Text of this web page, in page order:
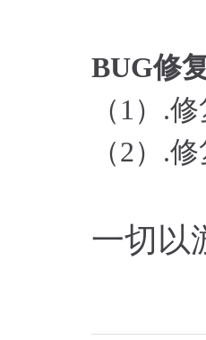
BUG修
（1） .
（2） .
一切以